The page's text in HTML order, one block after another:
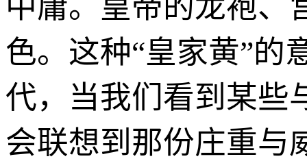
中庸。皇帝的龙袍、
色。这种“皇家黄”的
代，当我们看到某些
会联想到那份庄重与